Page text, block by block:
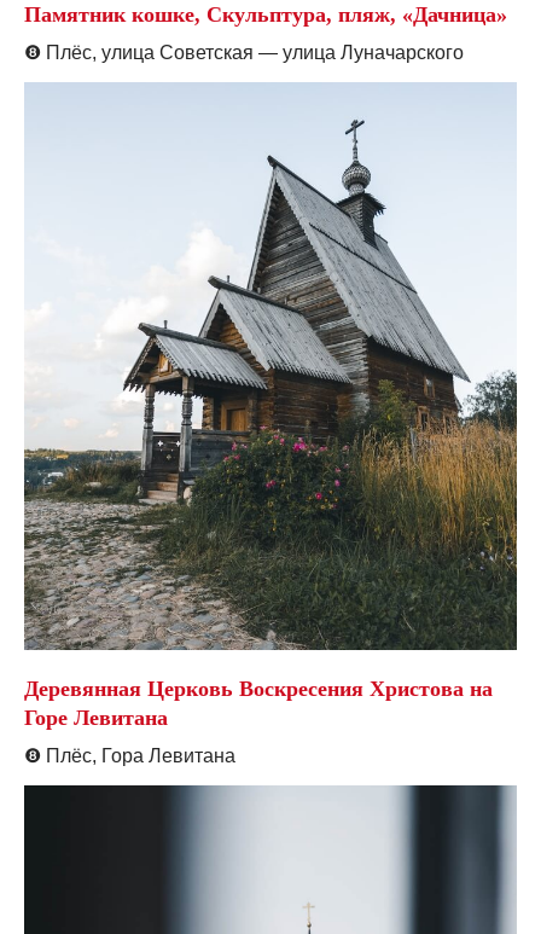
Памятник кошке, Скульптура, пляж, «Дачница»
❽ Плёс, улица Советская — улица Луначарского
Деревянная Церковь Воскресения Христова на
Горе Левитана
❽ Плёс, Гора Левитана